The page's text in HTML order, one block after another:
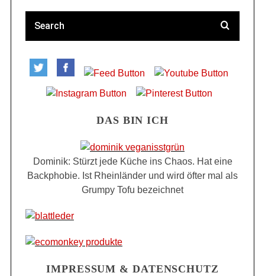
DAS BIN ICH
Dominik: Stürzt jede Küche ins Chaos. Hat eine
Backphobie. Ist Rheinländer und wird öfter mal als
Grumpy Tofu bezeichnet
IMPRESSUM & DATENSCHUTZ